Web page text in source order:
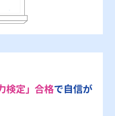
検定」合格で自信が